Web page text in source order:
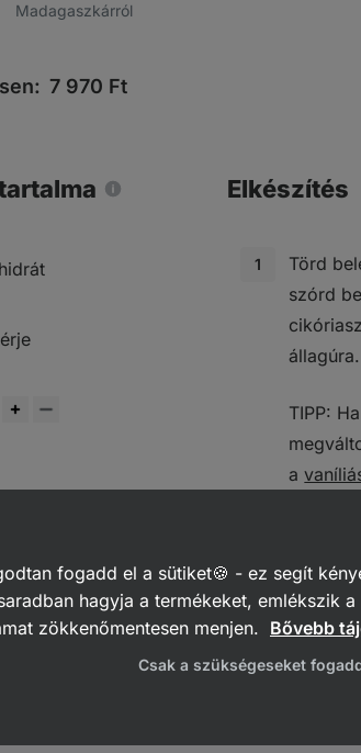
Madagaszkárról
7 970 Ft
szirup
chia mag
Elkészítés
Törd
szórd
állagúra.
TIPP:
a
A kész
egy
Jó
fogadd el a sütiket🍪 - ez segít
hagyja a termékeket, emlékszik
zökkenőmentesen menjen. Bővebb
Csak a szükségeseket